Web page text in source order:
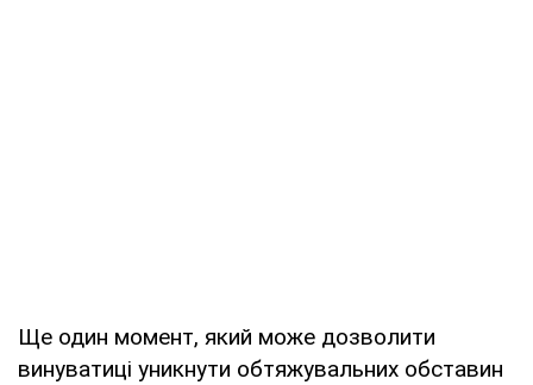
Ще один момент, який може дозволити
винуватиці уникнути обтяжувальних обставин